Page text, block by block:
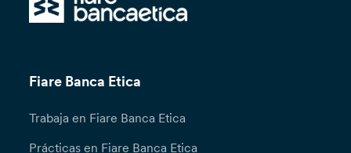
Fiare Banca Etica
Trabaja en Fiare Banca Etica
Prácticas en Fiare Banca Etica